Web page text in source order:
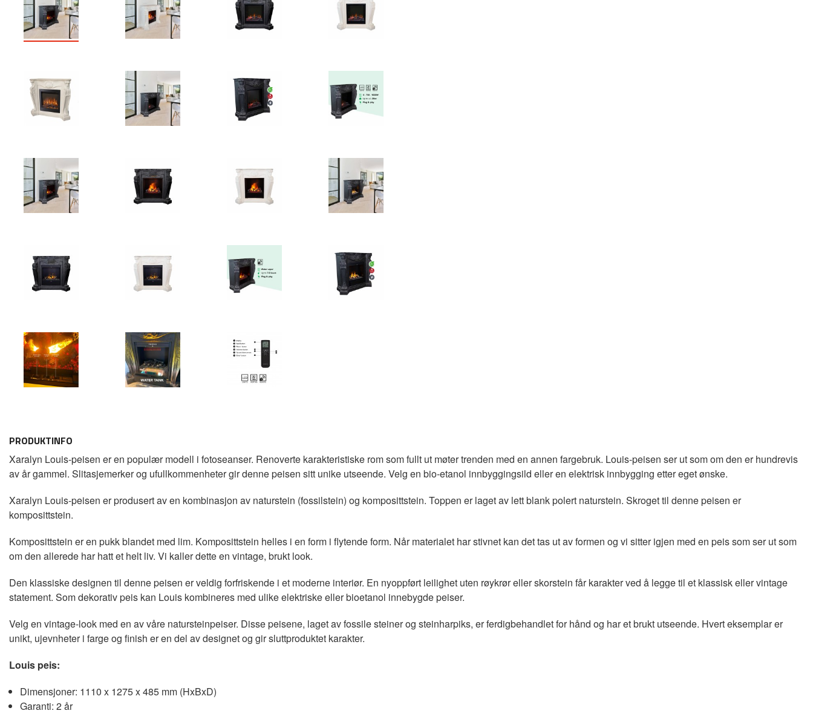
PRODUKTINFO
Xaralyn Louis-peisen er en populær modell i fotoseanser. Renoverte karakteristiske rom som fullt ut møter trenden med en annen fargebruk. Louis-peisen ser ut som om den er hundrevis
av år gammel. Slitasjemerker og ufullkommenheter gir denne peisen sitt unike utseende. Velg en bio-etanol innbyggingsild eller en elektrisk innbygging etter eget ønske.
Xaralyn Louis-peisen er produsert av en kombinasjon av naturstein (fossilstein) og komposittstein. Toppen er laget av lett blank polert naturstein. Skroget til denne peisen er
komposittstein.
Komposittstein er en pukk blandet med lim. Komposittstein helles i en form i flytende form. Når materialet har stivnet kan det tas ut av formen og vi sitter igjen med en peis som ser ut som
om den allerede har hatt et helt liv. Vi kaller dette en vintage, brukt look.
Den klassiske designen til denne peisen er veldig forfriskende i et moderne interiør. En nyoppført leilighet uten røykrør eller skorstein får karakter ved å legge til et klassisk eller vintage
statement. Som dekorativ peis kan Louis kombineres med ulike elektriske eller bioetanol innebygde peiser.
Velg en vintage-look med en av våre natursteinpeiser. Disse peisene, laget av fossile steiner og steinharpiks, er ferdigbehandlet for hånd og har et brukt utseende. Hvert eksemplar er
unikt, ujevnheter i farge og finish er en del av designet og gir sluttproduktet karakter.
Louis peis:
Dimensjoner: 1110 x 1275 x 485 mm (HxBxD)
Garanti: 2 år